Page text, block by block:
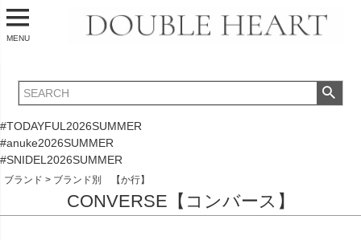
MENU
#TODAYFUL2026SUMMER
#anuke2026SUMMER
#SNIDEL2026SUMMER
ブランド ブランド別 【か行】
CONVERSE【コンバース】